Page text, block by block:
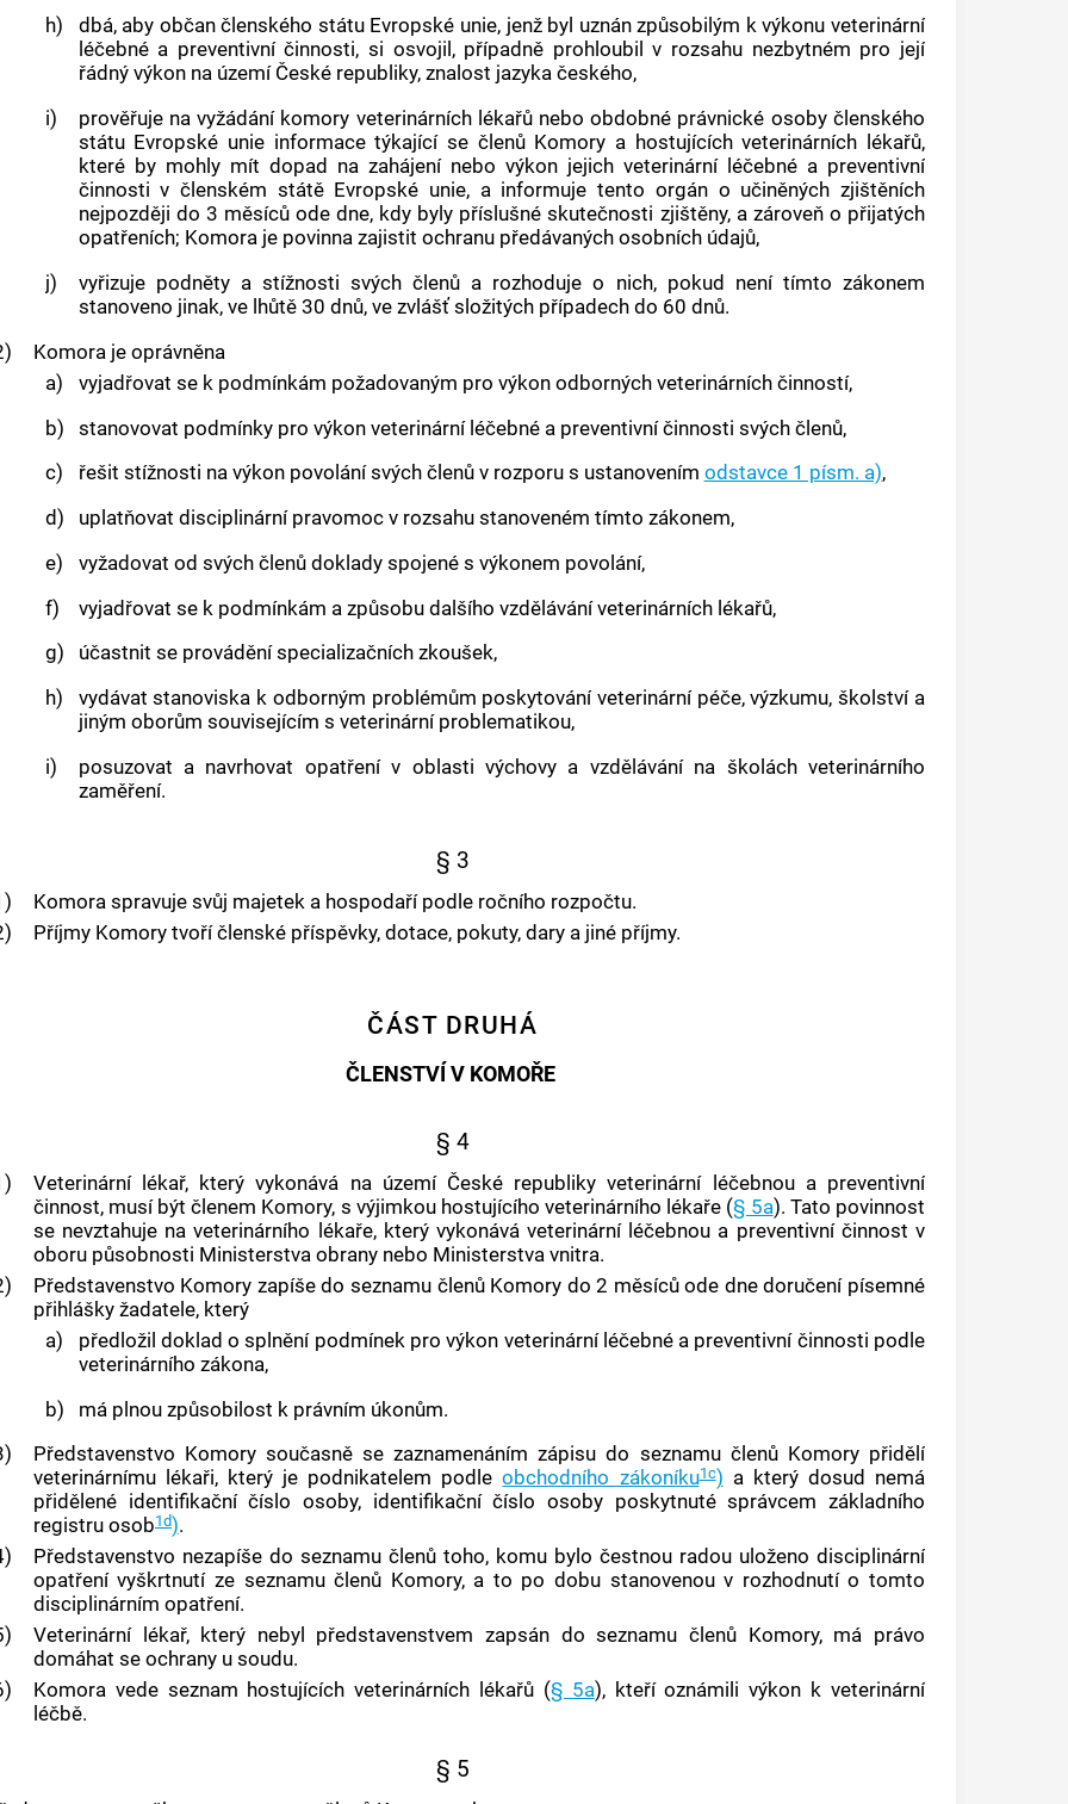
h)
dbá, aby občan členského státu Evropské unie, jenž byl uznán způsobilým k výkonu veterinární
léčebné a preventivní činnosti, si osvojil, případně prohloubil v rozsahu nezbytném pro její
řádný výkon na území České republiky, znalost jazyka českého,
i)
prověřuje na vyžádání komory veterinárních lékařů nebo obdobné právnické osoby členského
státu Evropské unie informace týkající se členů Komory a hostujících veterinárních lékařů,
které by mohly mít dopad na zahájení nebo výkon jejich veterinární léčebné a preventivní
činnosti v členském státě Evropské unie, a informuje tento orgán o učiněných zjištěních
nejpozději do 3 měsíců ode dne, kdy byly příslušné skutečnosti zjištěny, a zároveň o přijatých
opatřeních; Komora je povinna zajistit ochranu předávaných osobních údajů,
j)
vyřizuje podněty a stížnosti svých členů a rozhoduje o nich, pokud není tímto zákonem
stanoveno jinak, ve lhůtě 30 dnů, ve zvlášť složitých případech do 60 dnů.
Komora je oprávněna
a)
vyjadřovat se k podmínkám požadovaným pro výkon odborných veterinárních činností,
b)
stanovovat podmínky pro výkon veterinární léčebné a preventivní činnosti svých členů,
c)
řešit stížnosti na výkon povolání svých členů v rozporu s ustanovením odstavce 1 písm. a),
d)
uplatňovat disciplinární pravomoc v rozsahu stanoveném tímto zákonem,
e)
vyžadovat od svých členů doklady spojené s výkonem povolání,
f)
vyjadřovat se k podmínkám a způsobu dalšího vzdělávání veterinárních lékařů,
g)
účastnit se provádění specializačních zkoušek,
h)
vydávat stanoviska k odborným problémům poskytování veterinární péče, výzkumu, školství a
jiným oborům souvisejícím s veterinární problematikou,
i)
posuzovat a navrhovat opatření v oblasti výchovy a vzdělávání na školách veterinárního
zaměření.
§ 3
Komora spravuje svůj majetek a hospodaří podle ročního rozpočtu.
Příjmy Komory tvoří členské příspěvky, dotace, pokuty, dary a jiné příjmy.
ČÁST DRUHÁ
ČLENSTVÍ V KOMOŘE
§ 4
Veterinární lékař, který vykonává na území České republiky veterinární léčebnou a preventivní
činnost, musí být členem Komory, s výjimkou hostujícího veterinárního lékaře (§ 5a). Tato povinnost
se nevztahuje na veterinárního lékaře, který vykonává veterinární léčebnou a preventivní činnost v
oboru působnosti Ministerstva obrany nebo Ministerstva vnitra.
Představenstvo Komory zapíše do seznamu členů Komory do 2 měsíců ode dne doručení písemné
přihlášky žadatele, který
a)
předložil doklad o splnění podmínek pro výkon veterinární léčebné a preventivní činnosti podle
veterinárního zákona,
b)
má plnou způsobilost k právním úkonům.
Představenstvo Komory současně se zaznamenáním zápisu do seznamu členů Komory přidělí
veterinárnímu lékaři, který je podnikatelem podleobchodního zákoníku1c) a který dosud nemá
přidělené identifikační číslo osoby, identifikační číslo osoby poskytnuté správcem základního
registru osob1d).
Představenstvo nezapíše do seznamu členů toho, komu bylo čestnou radou uloženo disciplinární
opatření vyškrtnutí ze seznamu členů Komory, a to po dobu stanovenou v rozhodnutí o tomto
disciplinárním opatření.
Veterinární lékař, který nebyl představenstvem zapsán do seznamu členů Komory, má právo
domáhat se ochrany u soudu.
Komora vede seznam hostujících veterinárních lékařů (§ 5a), kteří oznámili výkon k veterinární
léčbě.
§ 5